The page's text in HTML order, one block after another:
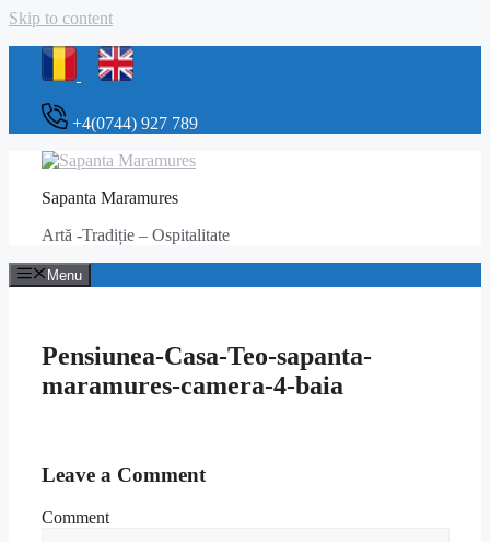
Skip to content
+4(0744) 927 789
Sapanta Maramures
Artă -Tradiție – Ospitalitate
Menu
Pensiunea-Casa-Teo-sapanta-
maramures-camera-4-baia
Leave a Comment
Comment